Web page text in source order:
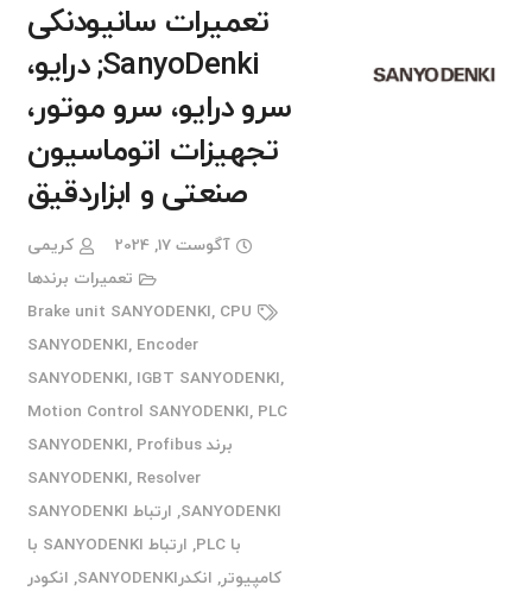
تعمیرات سانیودنکی
SanyoDenki; درایو،
سرو درایو، سرو موتور،
تجهیزات اتوماسیون
صنعتی و ابزاردقیق
آگوست 17, 2024
کریمی
تعمیرات برندها
Brake unit SANYODENKI, CPU
SANYODENKI, Encoder
SANYODENKI, IGBT SANYODENKI,
Motion Control SANYODENKI, PLC
برند SANYODENKI
, Profibus
SANYODENKI, Resolver
SANYODENKI
,
ارتباط SANYODENKI
با PLC
,
ارتباط SANYODENKI با
کامپیوتر, انکدرSANYODENKI , انکودر